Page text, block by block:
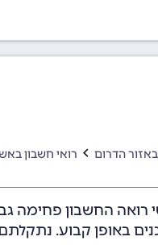
הדרום רואי חשבון
רואה החשבון פחימה
באופן קבוע.